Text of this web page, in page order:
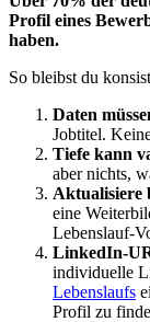
Profil eines
haben.
So bleibst du
Daten
Jobtitel.
Tiefe kann
aber nichts,
Aktualisiere
eine
Lebenslauf-
LinkedIn-
individuelle
Lebenslaufs
Profil zu